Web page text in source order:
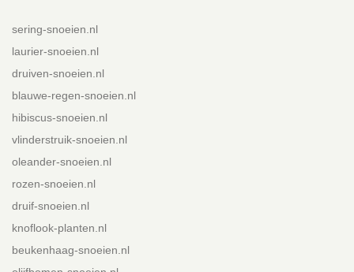
sering-snoeien.nl
laurier-snoeien.nl
druiven-snoeien.nl
blauwe-regen-snoeien.nl
hibiscus-snoeien.nl
vlinderstruik-snoeien.nl
oleander-snoeien.nl
rozen-snoeien.nl
druif-snoeien.nl
knoflook-planten.nl
beukenhaag-snoeien.nl